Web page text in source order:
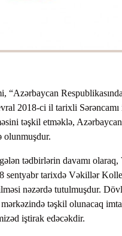
“Azərbaycan
2018-ci il tarixli Sərəncamı
təşkil etməklə,
olunmuşdur.
tədbirlərin davamı
sentyabr tarixdə Vəkillər
nəzərdə tutulmuşdur.
təşkil olunacaq
iştirak edəcəkdir.